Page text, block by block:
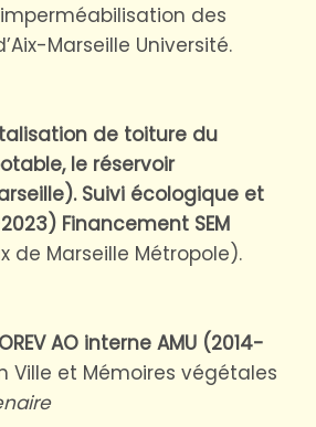
des
Marseille Université.
de toiture du
le réservoir
Suivi écologique et
Financement SEM
de Marseille Métropole).
AO interne AMU (2014-
Ville et Mémoires végétales